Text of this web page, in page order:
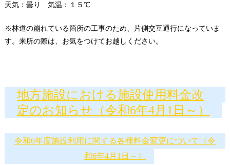
天気：曇り 気温：１５℃
※林道の崩れている箇所の工事のため、片側交互通行になっていま
す。来所の際は、お気をつけてお越しください。
地方施設における施設使用料金改
定のお知らせ（令和6年4月1日～）
令和6年度施設利用に関する各種料金変更について（令
和6年4月1日～）